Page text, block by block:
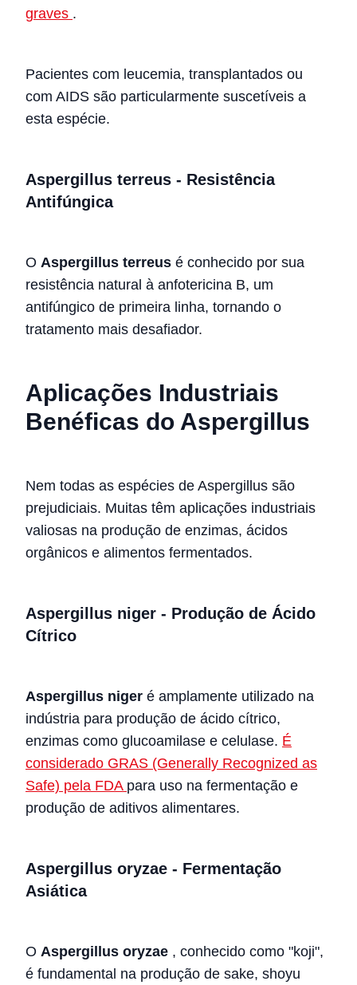
graves .
Pacientes com leucemia, transplantados ou
com AIDS são particularmente suscetíveis a
esta espécie.
Aspergillus terreus - Resistência
Antifúngica
O Aspergillus terreus é conhecido por sua
resistência natural à anfotericina B, um
antifúngico de primeira linha, tornando o
tratamento mais desafiador.
Aplicações Industriais
Benéficas do Aspergillus
Nem todas as espécies de Aspergillus são
prejudiciais. Muitas têm aplicações industriais
valiosas na produção de enzimas, ácidos
orgânicos e alimentos fermentados.
Aspergillus niger - Produção de Ácido
Cítrico
Aspergillus niger é amplamente utilizado na
indústria para produção de ácido cítrico,
enzimas como glucoamilase e celulase. É
considerado GRAS (Generally Recognized as
Safe) pela FDA para uso na fermentação e
produção de aditivos alimentares.
Aspergillus oryzae - Fermentação
Asiática
O Aspergillus oryzae , conhecido como "koji",
é fundamental na produção de sake, shoyu